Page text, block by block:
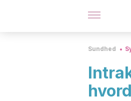
Sundhed